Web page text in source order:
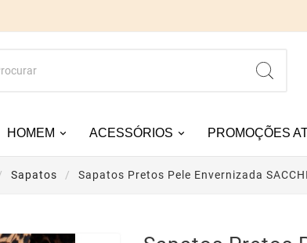
HOMEM ACESSÓRIOS PROMOÇÕES
Sapatos Sapatos Pretos Pele Envernizada